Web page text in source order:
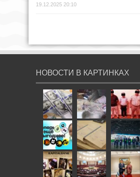
19.12.2025 20:10
НОВОСТИ В КАРТИНКАХ